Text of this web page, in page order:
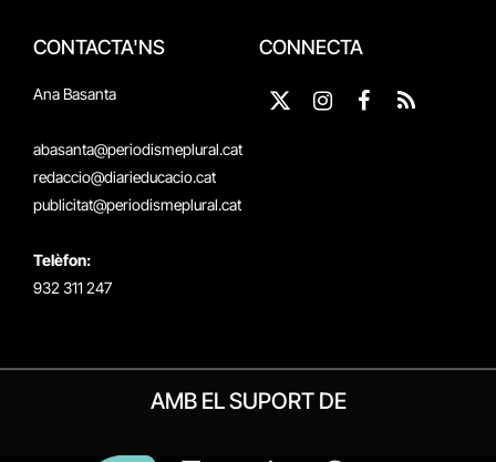
CONTACTA'NS
Ana Basanta
abasanta@periodismeplural.cat
redaccio@diarieducacio.cat
publicitat@periodismeplural.cat
Telèfon:
932 311 247
CONNECTA
X
Instagram
Facebook
RSS
AMB EL SUPORT DE